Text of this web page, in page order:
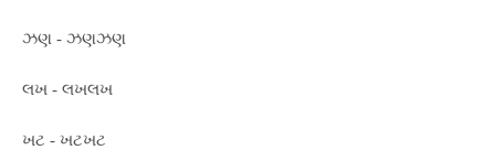
ઝણ - ઝણઝણ
લખ - લખલખ
ખટ - ખટખટ